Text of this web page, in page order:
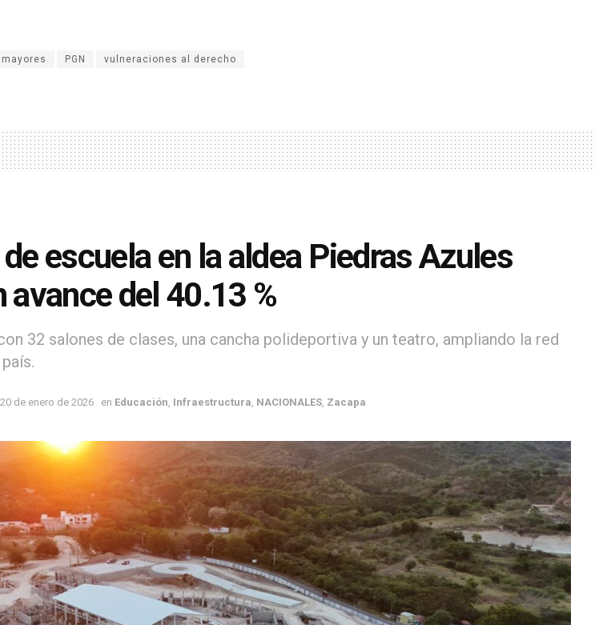
PGN vulneraciones al derecho
escuela en la aldea Piedras Azules
avance del 40.13 %
32 salones de clases, una cancha polideportiva y un teatro, ampliando la red
20 de enero de 2026 en Educación, Infraestructura, NACIONALES, Zacapa